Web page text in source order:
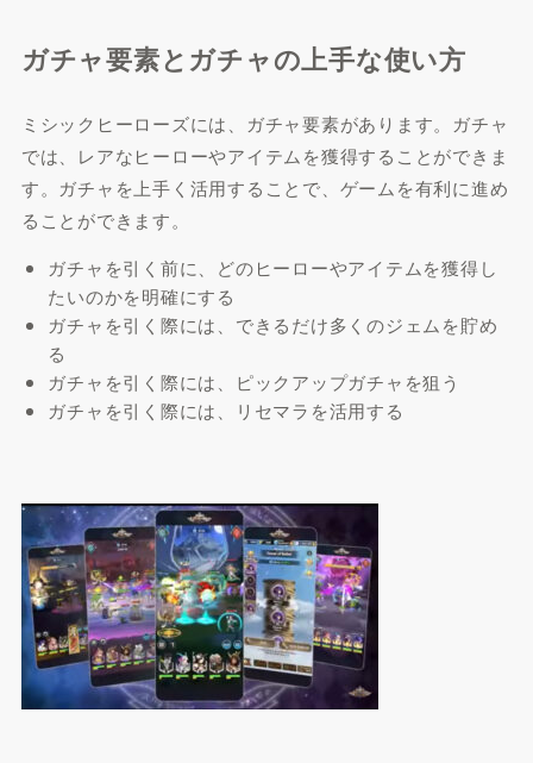
ガチャ要素とガチャの上手な使い方
ミシックヒーローズには、ガチャ要素があります。ガチャ
では、レアなヒーローやアイテムを獲得することができま
す。ガチャを上手く活用することで、ゲームを有利に進め
ることができます。
ガチャを引く前に、どのヒーローやアイテムを獲得し
たいのかを明確にする
ガチャを引く際には、できるだけ多くのジェムを貯め
る
ガチャを引く際には、ピックアップガチャを狙う
ガチャを引く際には、リセマラを活用する